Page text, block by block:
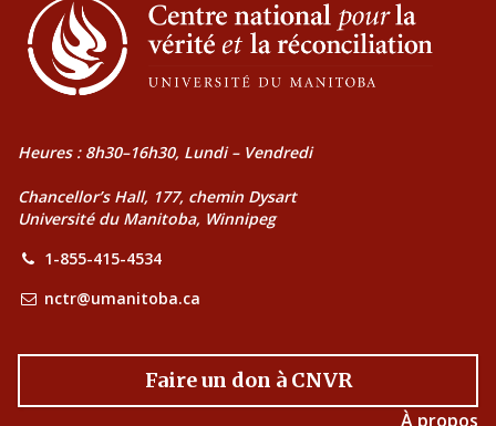
Heures : 8h30–16h30, Lundi – Vendredi
Chancellor’s Hall, 177, chemin Dysart
Université du Manitoba, Winnipeg
1-855-415-4534
nctr@umanitoba.ca
Faire un don à CNVR
À propos